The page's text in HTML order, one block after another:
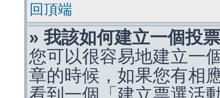
回頂端
» 我該如何建立一個投
您可以很容易地建立一
章的時候，如果您有相